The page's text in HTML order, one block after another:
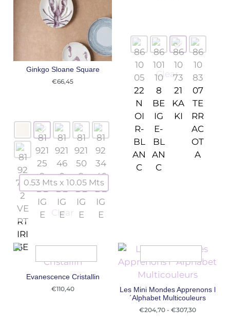
Ginkgo Sloane Square
€66,45
0.53 Mts x 10.05 Mts
Clear
Clear
Evanescence Cristallin
€110,40
Les Mini Mondes Apprenons l
´Alphabet Multicouleurs
€204,70 - €307,30